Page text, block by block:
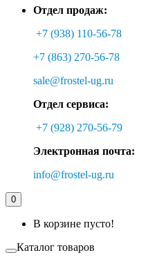
Отдел продаж:
+7 (938) 110-56-78
+7 (863) 270-56-78
sale@frostel-ug.ru
Отдел сервиса:
+7 (928) 270-56-79
Электронная почта:
info@frostel-ug.ru
0
В корзине пусто!
Каталог товаров